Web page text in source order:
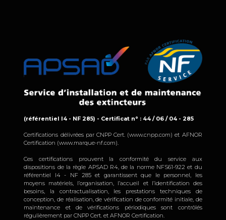
(référentiel I4 - NF 285) - Certificat n° : 44 / 06 / 04 - 285
Certifications délivrées par CNPP Cert. (www.cnpp.com) et AFNOR
Certification (www.marque-nf.com).
Ces certifications prouvent la conformité du service aux
dispositions de la règle APSAD R4, de la norme NFS61-922 et du
référentiel I4 - NF 285 et garantissent que le personnel, les
moyens matériels, l’organisation, l’accueil et l’identification des
besoins, la contractualisation, les prestations techniques de
conception, de réalisation, de vérification de conformité initiale, de
maintenance et de vérifications périodiques sont contrôlés
régulièrement par CNPP Cert. et AFNOR Certification.